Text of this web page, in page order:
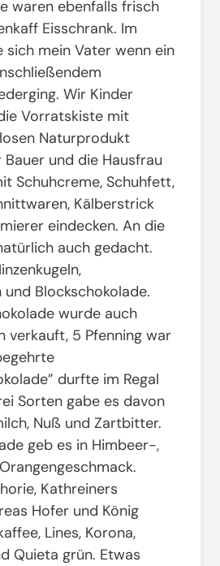
waren ebenfalls frisch
Eisschrank. Im
sich mein Vater wenn ein
Wir Kinder
Vorratskiste mit
Naturprodukt
Bauer und die Hausfrau
Schuhcreme, Schuhfett,
Kälberstrick
eindecken. An die
auch gedacht.
Blockschokolade.
wurde auch
verkauft, 5 Pfenning war
durfte im Regal
Sorten gabe es davon
Nuß und Zartbitter.
geb es in Himbeer-,
Kathreiners
Hofer und König
Lines, Korona,
Quieta grün. Etwas